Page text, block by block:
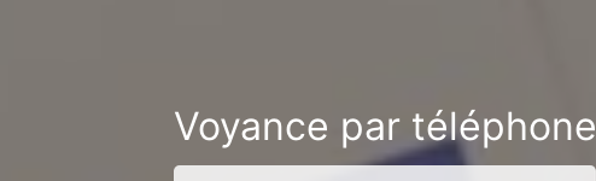
Voyance par téléphone